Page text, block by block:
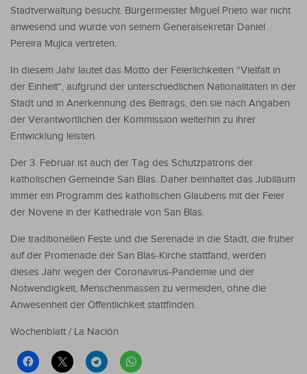
Stadtverwaltung besucht. Bürgermeister Miguel Prieto war nicht
anwesend und wurde von seinem Generalsekretär Daniel
Pereira Mujica vertreten.
In diesem Jahr lautet das Motto der Feierlichkeiten “Vielfalt in
der Einheit“, aufgrund der unterschiedlichen Nationalitäten in der
Stadt und in Anerkennung des Beitrags, den sie nach Angaben
der Verantwortlichen der Kommission weiterhin zu ihrer
Entwicklung leisten.
Der 3. Februar ist auch der Tag des Schutzpatrons der
katholischen Gemeinde San Blas. Daher beinhaltet das Jubiläum
immer ein Programm des katholischen Glaubens mit der Feier
der Novene in der Kathedrale von San Blas.
Die traditionellen Feste und die Serenade in die Stadt, die früher
auf der Promenade der San Blas-Kirche stattfand, werden
dieses Jahr wegen der Coronavirus-Pandemie und der
Notwendigkeit, Menschenmassen zu vermeiden, ohne die
Anwesenheit der Öffentlichkeit stattfinden.
Wochenblatt / La Nación